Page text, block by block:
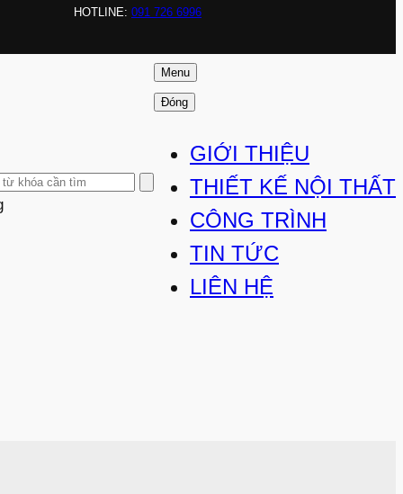
HOTLINE: 091 726 6996
Menu
Đóng
GIỚI THIỆU
THIẾT KẾ NỘI THẤT
CÔNG TRÌNH
TIN TỨC
LIÊN HỆ